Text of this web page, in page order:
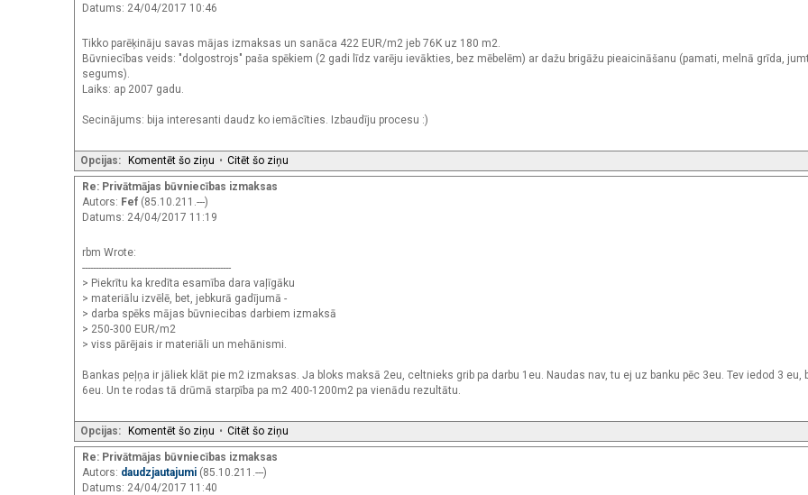
Datums: 24/04/2017 10:46
Tikko parēķināju savas mājas izmaksas un sanāca 422 EUR/m2 jeb 76K uz 180 m2.
Būvniecības veids: "dolgostrojs" paša spēkiem (2 gadi līdz varēju ievākties, bez mēbelēm) ar dažu brigāžu pieaicināšanu (pamati, melnā grīda,
segums).
Laiks: ap 2007 gadu.
Secinājums: bija interesanti daudz ko iemācīties. Izbaudīju procesu :)
Opcijas: Komentēt šo ziņu • Citēt šo ziņu
Re: Privātmājas būvniecības izmaksas
Autors: Fef (85.10.211.---)
Datums: 24/04/2017 11:19
rbm Wrote:
-------------------------------------------------------
> Piekrītu ka kredīta esamība dara vaļīgāku
> materiālu izvēlē, bet, jebkurā gadījumā -
> darba spēks mājas būvniecibas darbiem izmaksā
> 250-300 EUR/m2
> viss pārējais ir materiāli un mehānismi.
Bankas peļņa ir jāliek klāt pie m2 izmaksas. Ja bloks maksā 2eu, celtnieks grib pa darbu 1eu. Naudas nav, tu ej uz banku pēc 3eu. Tev iedod 3 eu,
6eu. Un te rodas tā drūmā starpība pa m2 400-1200m2 pa vienādu rezultātu.
Opcijas: Komentēt šo ziņu • Citēt šo ziņu
Re: Privātmājas būvniecības izmaksas
Autors: daudzjautajumi (85.10.211.---)
Datums: 24/04/2017 11:40